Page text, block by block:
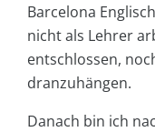
Barcelona
nicht als Lehrer
entschlossen,
dranzuhängen.
Danach bin ich